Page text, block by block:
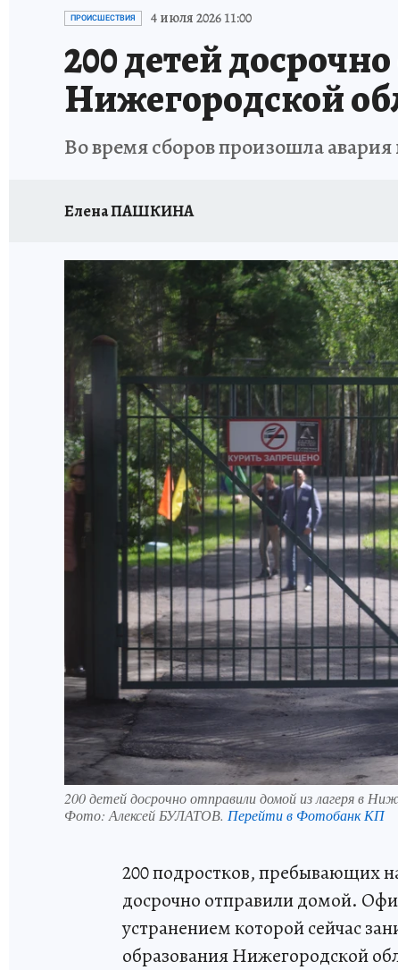
ИСПЫТАНО НА СЕБЕ
ПРОИСШЕСТВИЯ 4 июля 2026 11:00
200 детей
Нижегородской
Во время сборов произошла авария
Елена ПАШКИНА
200 детей досрочно отправили домой из лагеря в
Фото: Алексей БУЛАТОВ. Перейти в Фотобанк КП
200 подростков, пребывающих
досрочно отправили домой.
устранением которой сейчас
образования Нижегородской